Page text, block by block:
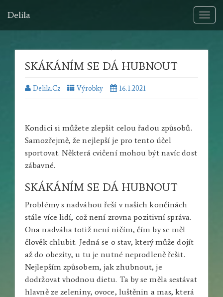
Delila
SKÁKÁNÍM SE DÁ HUBNOUT
Delila.cz Výrobky 16.1.2021
Kondici si můžete zlepšit celou řadou způsobů.
Samozřejmě, že nejlepší je pro tento účel
sportovat. Některá cvičení mohou být navíc dost
zábavné.
SKÁKÁNÍM SE DÁ HUBNOUT
Problémy s nadváhou řeší v našich končinách
stále více lidí, což není zrovna pozitivní správa.
Ona nadváha totiž není ničím, čím by se měl
člověk chlubit. Jedná se o stav, který může dojít
až do obezity, u tu je nutné neprodleně řešit.
Nejlepším způsobem, jak zhubnout, je
dodržovat vhodnou dietu. Ta by se měla sestávat
hlavně ze zeleniny, ovoce, luštěnin a mas, která